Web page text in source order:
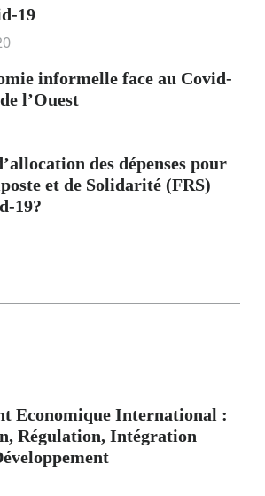
19
informelle face au Covid-
l’Ouest
des dépenses pour
et de Solidarité (FRS)
19?
Economique International :
Régulation, Intégration